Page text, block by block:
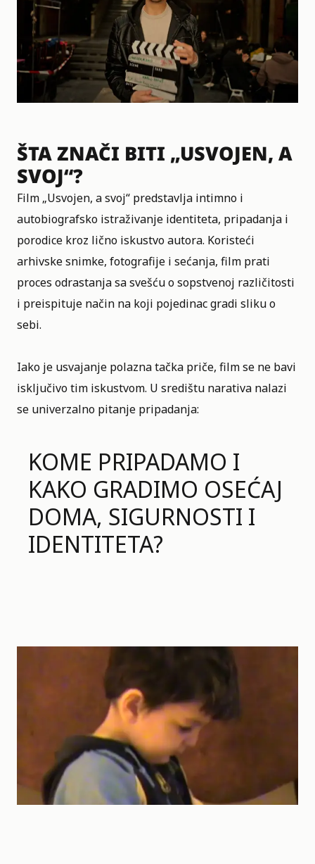
ŠTA ZNAČI BITI „USVOJEN, A
SVOJ“?
Film „Usvojen, a svoj“ predstavlja intimno i
autobiografsko istraživanje identiteta, pripadanja i
porodice kroz lično iskustvo autora. Koristeći
arhivske snimke, fotografije i sećanja, film prati
proces odrastanja sa svešću o sopstvenoj različitosti
i preispituje način na koji pojedinac gradi sliku o
sebi.
Iako je usvajanje polazna tačka priče, film se ne bavi
isključivo tim iskustvom. U središtu narativa nalazi
se univerzalno pitanje pripadanja:
KOME PRIPADAMO I
KAKO GRADIMO OSEĆAJ
DOMA, SIGURNOSTI I
IDENTITETA?